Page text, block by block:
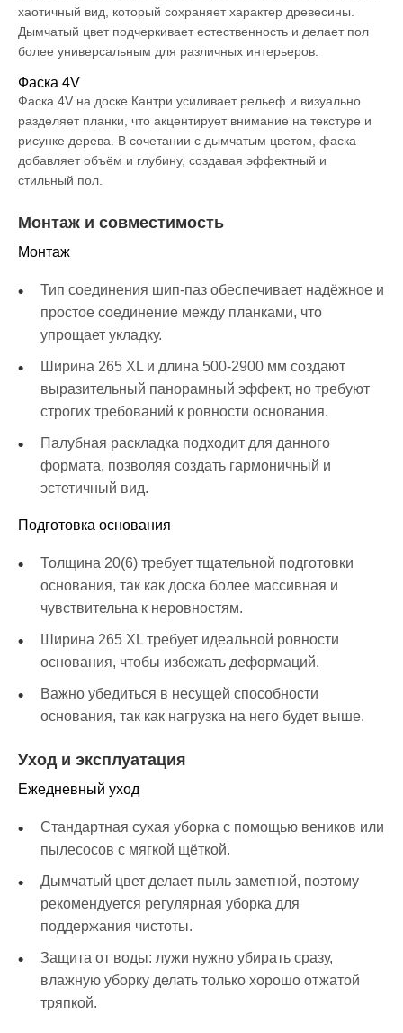
хаотичный вид, который сохраняет характер древесины.
Дымчатый цвет подчеркивает естественность и делает пол
более универсальным для различных интерьеров.
Фаска 4V
Фаска 4V на доске Кантри усиливает рельеф и визуально
разделяет планки, что акцентирует внимание на текстуре и
рисунке дерева. В сочетании с дымчатым цветом, фаска
добавляет объём и глубину, создавая эффектный и
стильный пол.
Монтаж и совместимость
Монтаж
Тип соединения шип-паз обеспечивает надёжное и
простое соединение между планками, что
упрощает укладку.
Ширина 265 XL и длина 500-2900 мм создают
выразительный панорамный эффект, но требуют
строгих требований к ровности основания.
Палубная раскладка подходит для данного
формата, позволяя создать гармоничный и
эстетичный вид.
Подготовка основания
Толщина 20(6) требует тщательной подготовки
основания, так как доска более массивная и
чувствительна к неровностям.
Ширина 265 XL требует идеальной ровности
основания, чтобы избежать деформаций.
Важно убедиться в несущей способности
основания, так как нагрузка на него будет выше.
Уход и эксплуатация
Ежедневный уход
Стандартная сухая уборка с помощью веников или
пылесосов с мягкой щёткой.
Дымчатый цвет делает пыль заметной, поэтому
рекомендуется регулярная уборка для
поддержания чистоты.
Защита от воды: лужи нужно убирать сразу,
влажную уборку делать только хорошо отжатой
тряпкой.